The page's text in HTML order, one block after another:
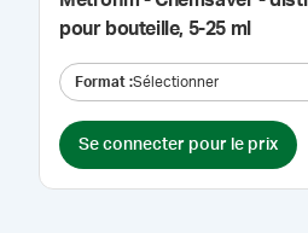
pour bouteille, 5-25 ml
Format :Sélectionner
Se connecter pour le prix